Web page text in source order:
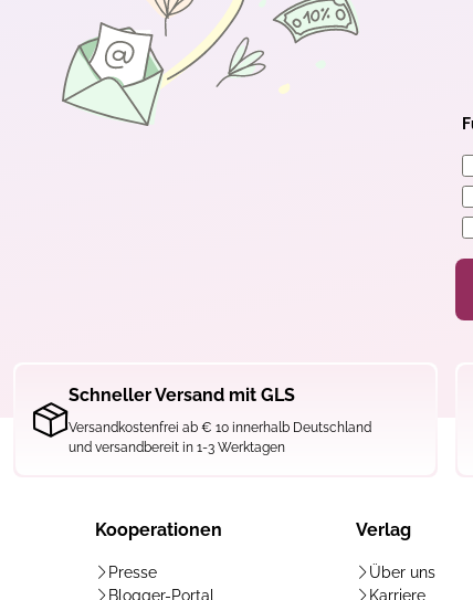
Schneller Versand mit GLS
Versandkostenfrei ab € 10 innerhalb Deutschland
und versandbereit in 1-3 Werktagen
Kooperationen
Presse
Blogger-Portal
Verlag
Über uns
Karriere